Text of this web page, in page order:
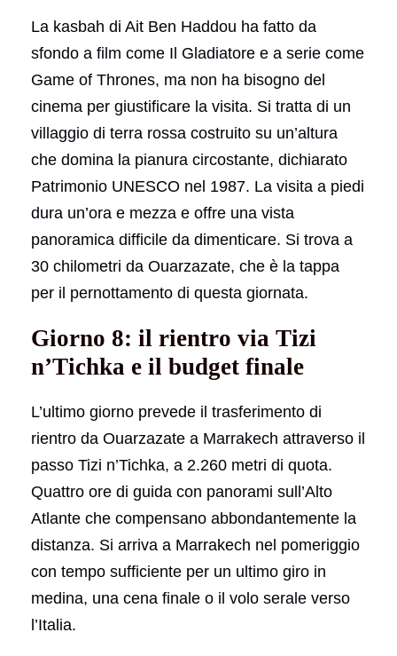
La kasbah di Ait Ben Haddou ha fatto da
sfondo a film come Il Gladiatore e a serie come
Game of Thrones, ma non ha bisogno del
cinema per giustificare la visita. Si tratta di un
villaggio di terra rossa costruito su un’altura
che domina la pianura circostante, dichiarato
Patrimonio UNESCO nel 1987. La visita a piedi
dura un’ora e mezza e offre una vista
panoramica difficile da dimenticare. Si trova a
30 chilometri da Ouarzazate, che è la tappa
per il pernottamento di questa giornata.
Giorno 8: il rientro via Tizi
n’Tichka e il budget finale
L’ultimo giorno prevede il trasferimento di
rientro da Ouarzazate a Marrakech attraverso il
passo Tizi n’Tichka, a 2.260 metri di quota.
Quattro ore di guida con panorami sull’Alto
Atlante che compensano abbondantemente la
distanza. Si arriva a Marrakech nel pomeriggio
con tempo sufficiente per un ultimo giro in
medina, una cena finale o il volo serale verso
l’Italia.